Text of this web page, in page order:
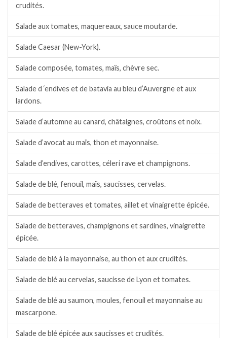
crudités.
Salade aux tomates, maquereaux, sauce moutarde.
Salade Caesar (New-York).
Salade composée, tomates, maïs, chèvre sec.
Salade d ‘endives et de batavia au bleu d’Auvergne et aux
lardons.
Salade d’automne au canard, châtaignes, croûtons et noix.
Salade d’avocat au maïs, thon et mayonnaise.
Salade d’endives, carottes, céleri rave et champignons.
Salade de blé, fenouil, maïs, saucisses, cervelas.
Salade de betteraves et tomates, aillet et vinaigrette épicée.
Salade de betteraves, champignons et sardines, vinaigrette
épicée.
Salade de blé à la mayonnaise, au thon et aux crudités.
Salade de blé au cervelas, saucisse de Lyon et tomates.
Salade de blé au saumon, moules, fenouil et mayonnaise au
mascarpone.
Salade de blé épicée aux saucisses et crudités.